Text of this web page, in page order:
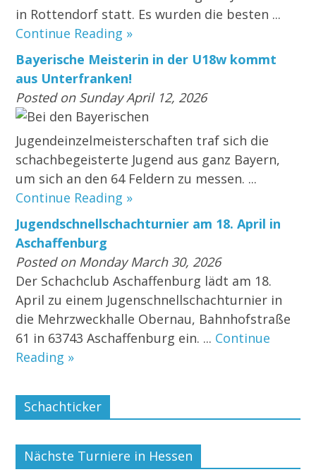
in Rottendorf statt. Es wurden die besten ...
Continue Reading »
Bayerische Meisterin in der U18w kommt
aus Unterfranken!
Posted on Sunday April 12, 2026
Bei den Bayerischen
Jugendeinzelmeisterschaften traf sich die
schachbegeisterte Jugend aus ganz Bayern,
um sich an den 64 Feldern zu messen. ...
Continue Reading »
Jugendschnellschachturnier am 18. April in
Aschaffenburg
Posted on Monday March 30, 2026
Der Schachclub Aschaffenburg lädt am 18.
April zu einem Jugenschnellschachturnier in
die Mehrzweckhalle Obernau, Bahnhofstraße
61 in 63743 Aschaffenburg ein. ... Continue
Reading »
Schachticker
Nächste Turniere in Hessen